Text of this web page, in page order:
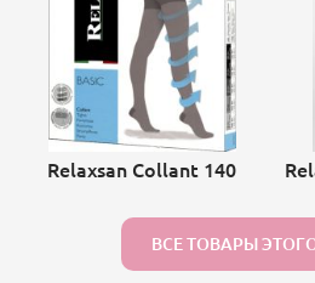
Relaxsan Collant 140
ВСЕ ТОВАРЫ